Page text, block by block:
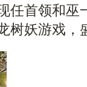
任首领和巫
树妖游戏，